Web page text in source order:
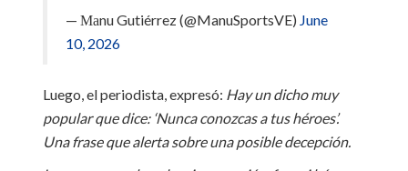
— Маnu Gutiérrez (@ManuSportsVE) June
10, 2026
Luego, el periodista, expresó: Hay un dicho muy
popular que dice: ‘Nunca conozcas a tus héroes’.
Una frase que alerta sobre una posible decepción.